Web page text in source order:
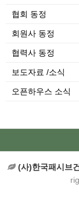
협회 동정
회원사 동정
협력사 동정
보도자료 /소식
오픈하우스 소식
(사)한국패시브